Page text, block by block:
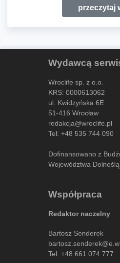
przeczytaj
Wydawcą
Wroclife sp. z o.o.
KRS: 0000613062
ul. Kwidzyńska 6E
51-416 Wrocław
redakcja@wroclife.pl
Tel: +48 535 744 090
Dofinansowano z
Województwa
Współpraca
Redaktor naczelny
Bartosz Senderek
Tel: +48 661 074 777